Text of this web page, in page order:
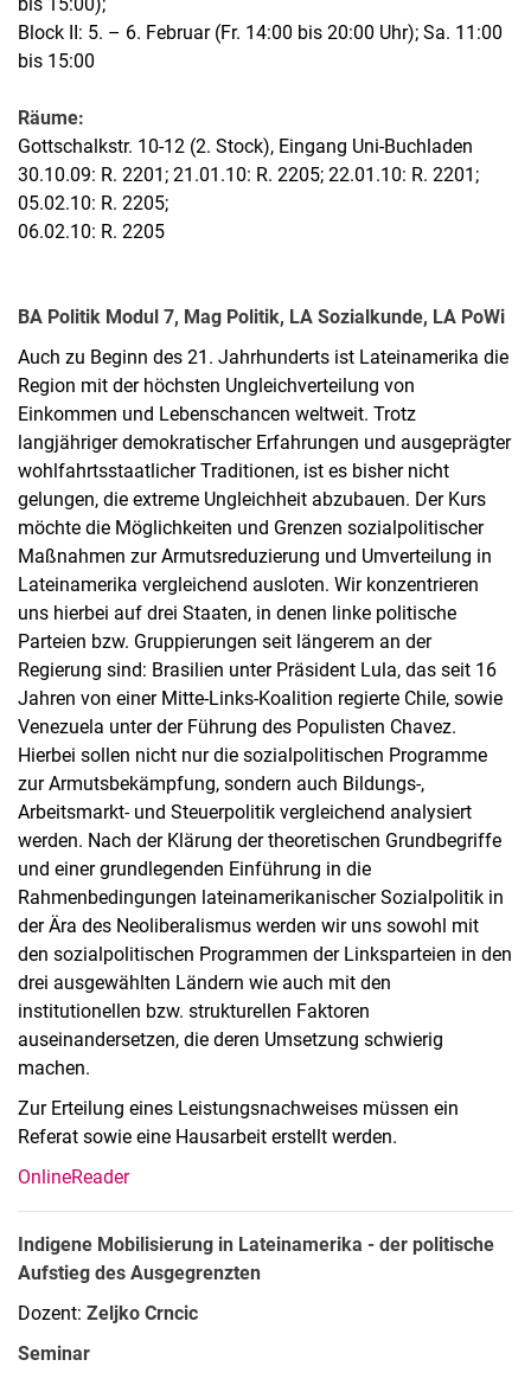
Block II: 5. – 6. Februar (Fr. 14:00 bis 20:00 Uhr); Sa. 11:00
bis 15:00
Räume:
Gottschalkstr. 10-12 (2. Stock), Eingang Uni-Buchladen
30.10.09: R. 2201; 21.01.10: R. 2205; 22.01.10: R. 2201;
05.02.10: R. 2205;
06.02.10: R. 2205
BA Politik Modul 7, Mag Politik, LA Sozialkunde, LA PoWi
Auch zu Beginn des 21. Jahrhunderts ist Lateinamerika die
Region mit der höchsten Ungleichverteilung von
Einkommen und Lebenschancen weltweit. Trotz
langjähriger demokratischer Erfahrungen und ausgeprägter
wohlfahrtsstaatlicher Traditionen, ist es bisher nicht
gelungen, die extreme Ungleichheit abzubauen. Der Kurs
möchte die Möglichkeiten und Grenzen sozialpolitischer
Maßnahmen zur Armutsreduzierung und Umverteilung in
Lateinamerika vergleichend ausloten. Wir konzentrieren
uns hierbei auf drei Staaten, in denen linke politische
Parteien bzw. Gruppierungen seit längerem an der
Regierung sind: Brasilien unter Präsident Lula, das seit 16
Jahren von einer Mitte-Links-Koalition regierte Chile, sowie
Venezuela unter der Führung des Populisten Chavez.
Hierbei sollen nicht nur die sozialpolitischen Programme
zur Armutsbekämpfung, sondern auch Bildungs-,
Arbeitsmarkt- und Steuerpolitik vergleichend analysiert
werden. Nach der Klärung der theoretischen Grundbegriffe
und einer grundlegenden Einführung in die
Rahmenbedingungen lateinamerikanischer Sozialpolitik in
der Ära des Neoliberalismus werden wir uns sowohl mit
den sozialpolitischen Programmen der Linksparteien in den
drei ausgewählten Ländern wie auch mit den
institutionellen bzw. strukturellen Faktoren
auseinandersetzen, die deren Umsetzung schwierig
machen.
Zur Erteilung eines Leistungsnachweises müssen ein
Referat sowie eine Hausarbeit erstellt werden.
OnlineReader
Indigene Mobilisierung in Lateinamerika - der politische
Aufstieg des Ausgegrenzten
Dozent: Zeljko Crncic
Seminar